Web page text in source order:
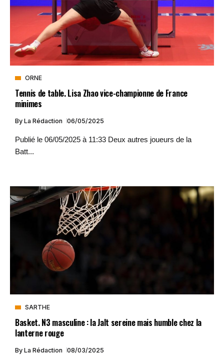
ORNE
Tennis de table. Lisa Zhao vice-championne de France
minimes
By La Rédaction 06/05/2025
Publié le 06/05/2025 à 11:33 Deux autres joueurs de la
Batt...
SARTHE
Basket. N3 masculine : la Jalt sereine mais humble chez la
lanterne rouge
By La Rédaction 08/03/2025